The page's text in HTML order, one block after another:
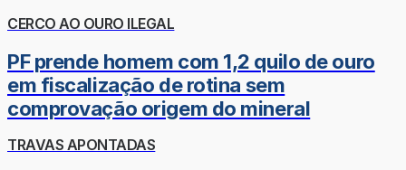
CERCO AO OURO ILEGAL
PF prende homem com 1,2 quilo de ouro
em fiscalização de rotina sem
comprovação origem do mineral
TRAVAS APONTADAS